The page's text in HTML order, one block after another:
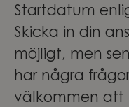
Startdatum
Skicka in din
möjligt, men
har några
välkommen att